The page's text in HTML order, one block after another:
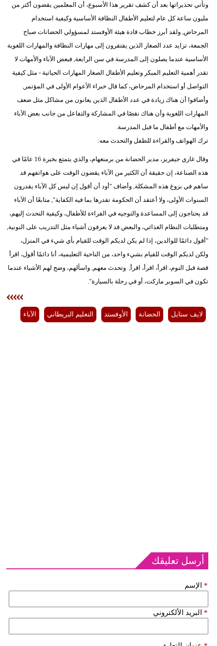
وتأتي تحذيراتها بعد أن كشف تقرير هذا الأسبوع، أن المعلمين يقضون أكثر من
مليون ساعة كل عام لتعليم الأطفال النظافة الأساسية وكيفية استخدام
المرحاض, ولقد أبرز خطاب قادة هيئة الأوفستد لمسؤولي الحضانات صباح
الجمعة، تزايد عدد الصغار الذين يفتقرون إلى مهارات النظافة والمهارات اللغوية
الأساسية عندما يصلون إلى المدرسة في سن الرابعة, فبعض الآباء والأمهات لا
تقدر أهمية التعليم المبكر وتعليم الأطفال الصغار المهارات الحياتية - مثل كيفية
التواصل أو استخدام المرحاض، كما قال خبراء الأعوام الأولى في المؤتمر,
وأضافوا أن هناك زيادة في عدد الأطفال الذين يعانون من مشاكل مثل ضعف
المهارات اللغوية وأن هناك نقصًا في المشاركة والتفاعل من جانب بعض الآباء
والأمهات مع أطفال ما قبل المدرسة.
ترك الهواتف والقراءة للطفل والتحدث معه:
وقال غاري جيفريز، مدير الحضانة من برمنغهام، والذي يتمتع بخبرة 16 عامًا في
هذه الصناعة، إن حقيقة أن الكثير من الآباء يقضون الوقت على هواتفهم قد
ساهم في بزوغ هذه المشكلة, وأضاف "أود أن أقول إن ليس كل الآباء يقدرون
السنوات الأولى، ولا أعتقد أن الحكومة تقدرها بما فيه الكفاية", متابعًا أن الآباء
قد يحتاجون إلى المساعدة والتوجيه في القراءة للأطفال، وكيفية التحدث إليهم،
ومتطلبات النظام الغذائي، والبعض قد لا يعرفون أشياء مثل التدريب على النونية,
"أقول دائمًا للوالدين، إذا لم يكن لديكم الوقت للقيام بأي شيء في المنزل،
ولكن لديكم الوقت للقيام بشيء واحد، من الناحية التعليمية، أنا دائمًا أقول، اقرأ
قصة قبل النوم، اقرأ، اقرأ، اقرأ, وتحدث معهم, واسألهم، وضح لهم الأشياء عندما
تكون في السوبر ماركت، أو في رحلة بالسيارة".
لايف ستايل الحضانة الأوفستد التعليم البريطاني الآباء
أرسل تعليقك
الإسم *
البريد الألكتروني *